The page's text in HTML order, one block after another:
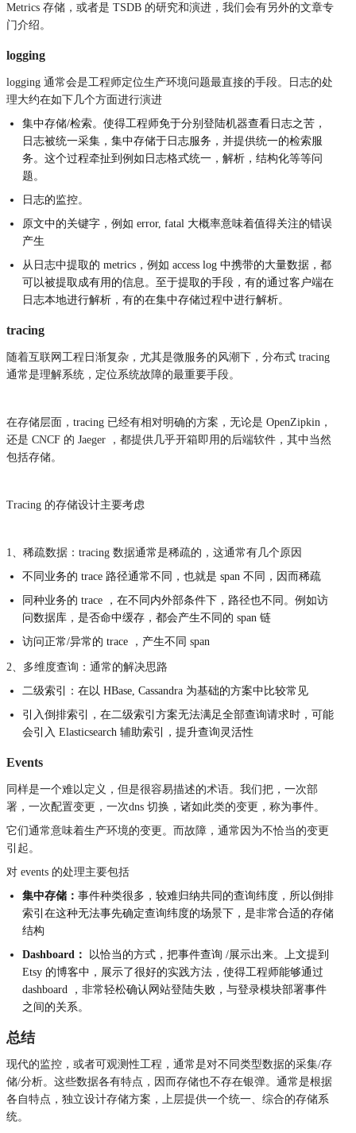
Metrics 存储，或者是 TSDB 的研究和演进，我们会有另外的文章专
门介绍。
logging
logging 通常会是工程师定位生产环境问题最直接的手段。日志的处
理大约在如下几个方面进行演进
集中存储/检索。使得工程师免于分别登陆机器查看日志之苦，
日志被统一采集，集中存储于日志服务，并提供统一的检索服
务。这个过程牵扯到例如日志格式统一，解析，结构化等等问
题。
日志的监控。
原文中的关键字，例如 error, fatal 大概率意味着值得关注的错误
产生
从日志中提取的 metrics，例如 access log 中携带的大量数据，都
可以被提取成有用的信息。至于提取的手段，有的通过客户端在
日志本地进行解析，有的在集中存储过程中进行解析。
tracing
随着互联网工程日渐复杂，尤其是微服务的风潮下，分布式 tracing
通常是理解系统，定位系统故障的最重要手段。
在存储层面，tracing 已经有相对明确的方案，无论是 OpenZipkin，
还是 CNCF 的 Jaeger ，都提供几乎开箱即用的后端软件，其中当然
包括存储。
Tracing 的存储设计主要考虑
1、稀疏数据：tracing 数据通常是稀疏的，这通常有几个原因
不同业务的 trace 路径通常不同，也就是 span 不同，因而稀疏
同种业务的 trace ，在不同内外部条件下，路径也不同。例如访
问数据库，是否命中缓存，都会产生不同的 span 链
访问正常/异常的 trace ，产生不同 span
2、多维度查询：通常的解决思路
二级索引：在以 HBase, Cassandra 为基础的方案中比较常见
引入倒排索引，在二级索引方案无法满足全部查询请求时，可能
会引入 Elasticsearch 辅助索引，提升查询灵活性
Events
同样是一个难以定义，但是很容易描述的术语。我们把，一次部
署，一次配置变更，一次dns 切换，诸如此类的变更，称为事件。
它们通常意味着生产环境的变更。而故障，通常因为不恰当的变更
引起。
对 events 的处理主要包括
集中存储 ： 事件种类很多，较难归纳共同的查询纬度，所以倒排
索引在这种无法事先确定查询纬度的场景下，是非常合适的存储
结构
Dashboard ：
以恰当的方式，把事件查询 /展示出来。上文提到
Etsy 的博客中，展示了很好的实践方法，使得工程师能够通过
dashboard ，非常轻松确认网站登陆失败，与登录模块部署事件
之间的关系。
总结
现代的监控，或者可观测性工程，通常是对不同类型数据的采集/存
储/分析。这些数据各有特点，因而存储也不存在银弹。通常是根据
各自特点，独立设计存储方案，上层提供一个统一、综合的存储系
统。